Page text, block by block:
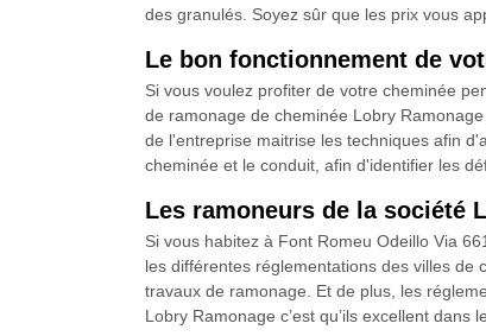
des granulés. Soyez sûr que les prix vous
Le bon fonctionnement de
Si vous voulez profiter de votre cheminée
de ramonage de cheminée Lobry
de l'entreprise maitrise les techniques afin
cheminée et le conduit, afin d'identifier les
Les ramoneurs de la société
Si vous habitez à Font Romeu Odeillo Via
les différentes réglementations des villes de
travaux de ramonage. Et de plus, les
Lobry Ramonage c’est qu’ils excellent